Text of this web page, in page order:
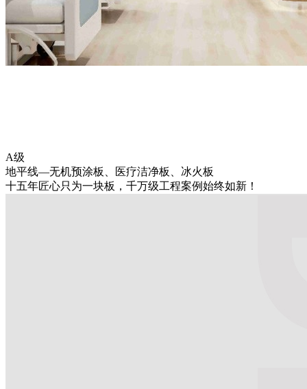
A级
地平线—无机预涂板、医疗洁净板、冰火板
十五年匠心只为一块板，千万级工程案例始终如新！